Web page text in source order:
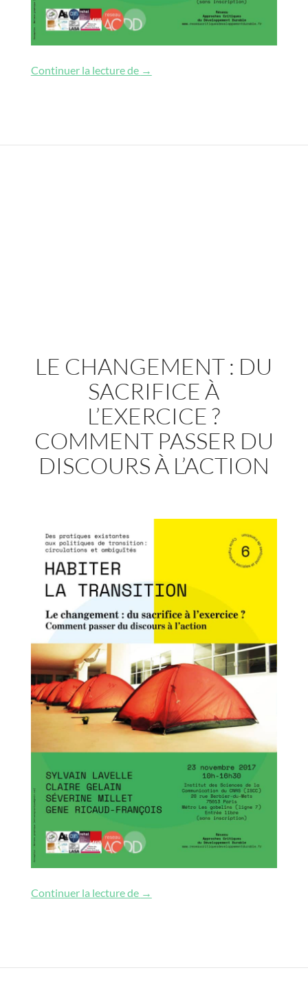
Continuer la lecture de Pratiques de transition
→
LE CHANGEMENT : DU
SACRIFICE À
L’EXERCICE ?
COMMENT PASSER DU
DISCOURS À L’ACTION
Continuer la lecture de Le changement : du sacrifice à
→